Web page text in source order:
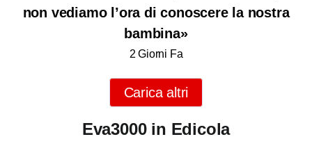
non vediamo l’ora di conoscere la nostra
bambina»
2 Giorni Fa
Carica altri
Eva3000 in Edicola